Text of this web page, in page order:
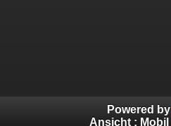
Powered by
Ansicht : Mobil